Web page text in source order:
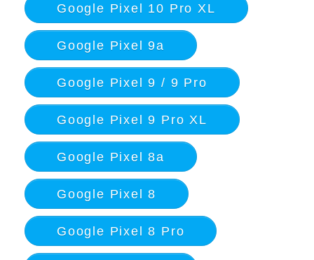
Google Pixel 10 Pro XL
Google Pixel 9a
Google Pixel 9 / 9 Pro
Google Pixel 9 Pro XL
Google Pixel 8a
Google Pixel 8
Google Pixel 8 Pro